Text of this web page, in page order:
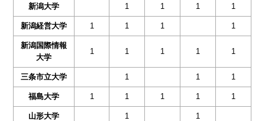
新潟大学 1 1 1 1
新潟経営大学 1 1 1 1
新潟国際情報
大学
1 1 1 1 1
三条市立大学 1 1 1
福島大学 1 1 1 1 1
山形大学 1 1